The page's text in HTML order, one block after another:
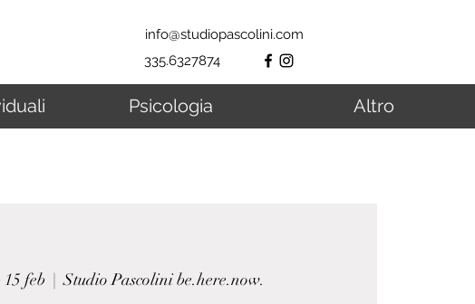
info@studiopascolini.com
335.6327874
Psicologia Altro
15 feb
  |
Studio Pascolini be.here.now.